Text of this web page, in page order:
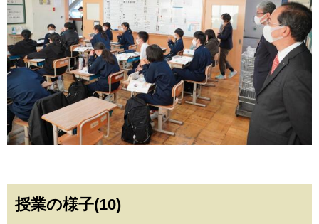
授業の様子(10)